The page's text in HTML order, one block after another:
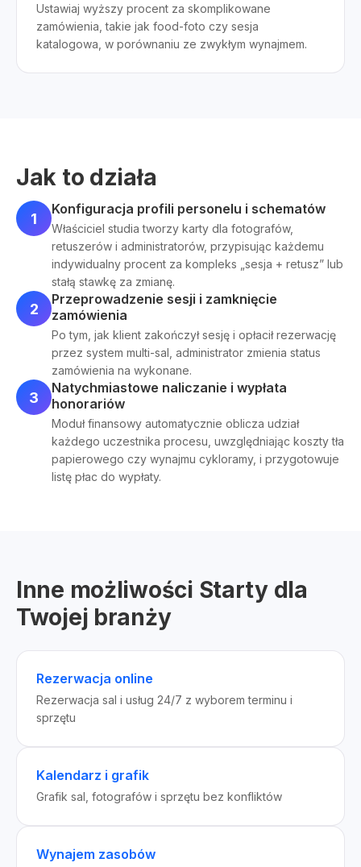
Ustawiaj wyższy procent za skomplikowane
zamówienia, takie jak food-foto czy sesja
katalogowa, w porównaniu ze zwykłym wynajmem.
Jak to działa
1
Konfiguracja profili personelu i schematów
Właściciel studia tworzy karty dla fotografów,
retuszerów i administratorów, przypisując każdemu
indywidualny procent za kompleks „sesja + retusz” lub
stałą stawkę za zmianę.
2
Przeprowadzenie sesji i zamknięcie
zamówienia
Po tym, jak klient zakończył sesję i opłacił rezerwację
przez system multi-sal, administrator zmienia status
zamówienia na wykonane.
3
Natychmiastowe naliczanie i wypłata
honorariów
Moduł finansowy automatycznie oblicza udział
każdego uczestnika procesu, uwzględniając koszty tła
papierowego czy wynajmu cykloramy, i przygotowuje
listę płac do wypłaty.
Inne możliwości Starty dla
Twojej branży
Rezerwacja online
Rezerwacja sal i usług 24/7 z wyborem terminu i
sprzętu
Kalendarz i grafik
Grafik sal, fotografów i sprzętu bez konfliktów
Wynajem zasobów